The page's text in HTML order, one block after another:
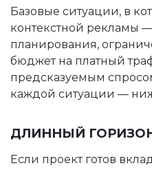
Базовые ситуации, в
контекстной рекламы
планирования,
бюджет на платный
предсказуемым
каждой ситуации —
ДЛИННЫЙ
Если проект готов